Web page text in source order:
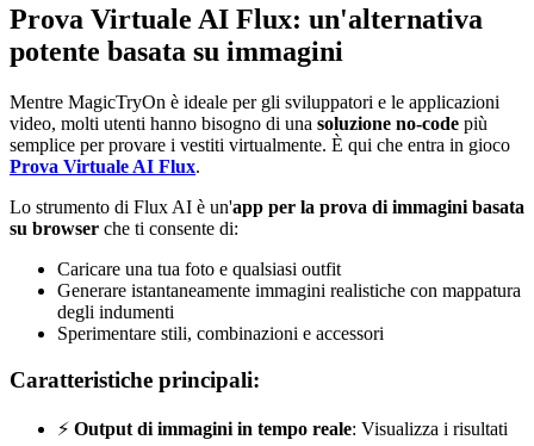
Prova Virtuale AI Flux: un'alternativa
potente basata su immagini
Mentre MagicTryOn è ideale per gli sviluppatori e le applicazioni
video, molti utenti hanno bisogno di una soluzione no-code più
semplice per provare i vestiti virtualmente. È qui che entra in gioco
Prova Virtuale AI Flux.
Lo strumento di Flux AI è un'app per la prova di immagini basata
su browser che ti consente di:
Caricare una tua foto e qualsiasi outfit
Generare istantaneamente immagini realistiche con mappatura
degli indumenti
Sperimentare stili, combinazioni e accessori
Caratteristiche principali:
⚡ Output di immagini in tempo reale: Visualizza i risultati